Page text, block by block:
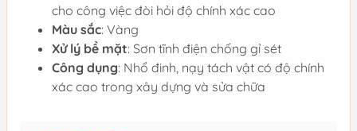
cho công việc đòi hỏi độ chính xác cao
Màu sắc: Vàng
Xử lý bề mặt: Sơn tĩnh điện chống gỉ sét
Công dụng: Nhổ đinh, nạy tách vật có độ chính
xác cao trong xây dựng và sửa chữa